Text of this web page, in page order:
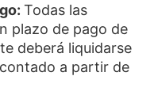
Todas las
plazo de pago de
deberá liquidarse
a partir de